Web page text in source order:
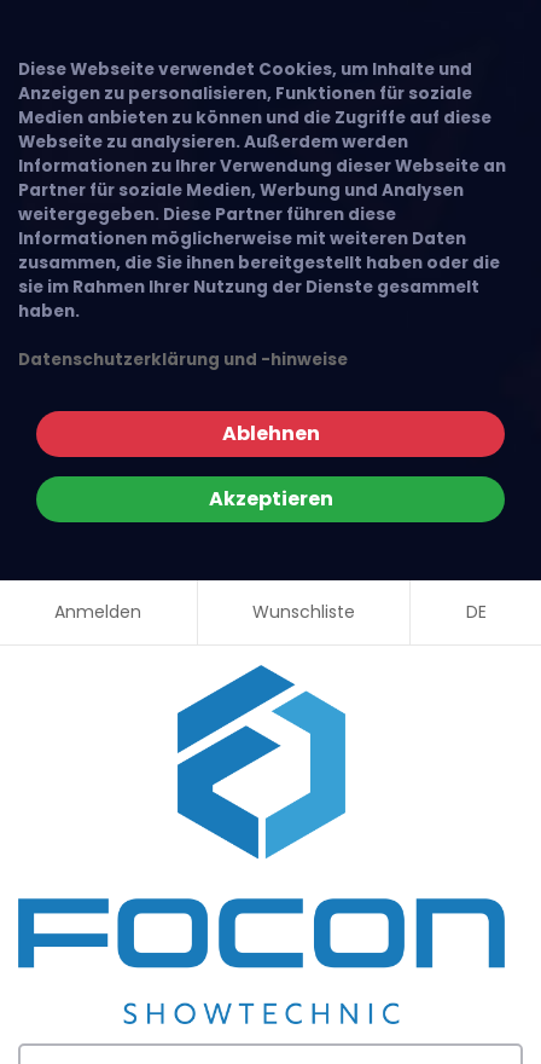
Diese Webseite verwendet Cookies, um Inhalte und
Anzeigen zu personalisieren, Funktionen für soziale
Medien anbieten zu können und die Zugriffe auf diese
Webseite zu analysieren. Außerdem werden
Informationen zu Ihrer Verwendung dieser Webseite an
Partner für soziale Medien, Werbung und Analysen
weitergegeben. Diese Partner führen diese
Informationen möglicherweise mit weiteren Daten
zusammen, die Sie ihnen bereitgestellt haben oder die
sie im Rahmen Ihrer Nutzung der Dienste gesammelt
haben.
Datenschutzerklärung und -hinweise
Ablehnen
Akzeptieren
Anmelden Wunschliste DE